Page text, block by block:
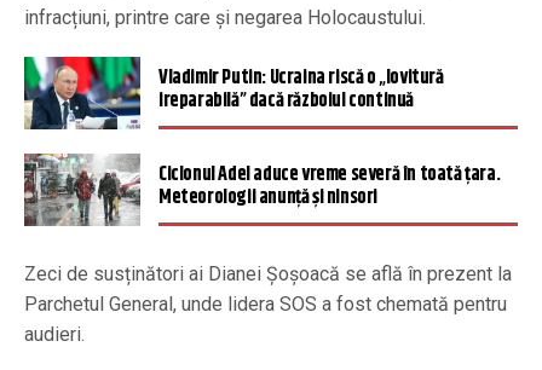
infracțiuni, printre care și negarea Holocaustului.
Vladimir Putin: Ucraina riscă o „lovitură
ireparabilă” dacă războiul continuă
Ciclonul Adel aduce vreme severă în toată țara.
Meteorologii anunță și ninsori
Zeci de susținători ai Dianei Șoșoacă se află în prezent la
Parchetul General, unde lidera SOS a fost chemată pentru
audieri.